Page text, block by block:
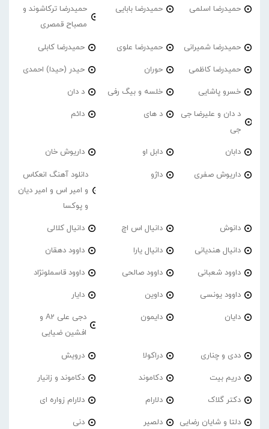
حمیدرضا اسلمی حمیدرضا بابایی
حمیدرضا ترکاشوند و
مصباح قمصری
حمیدرضا شمیرانی حمیدرضا علوی حمیدرضا کابلی
حمیدرضا کاظمی حوران حیدر (حیدا) احمدی
خسرو پاشایی خلسه و بیگ رفی د دان
د دان و علیرضا جی
جی
د های دائم
دابان دابل او داریوش خان
داریوش صفری داژو
دانلود آهنگ انعکاس
و امیر اس و امیر دیان
و پوکسا
دانوش دانیال اس اچ دانیال کلالی
دانیال هندیانی دانیال یارا داوود دهقان
داوود شعبانی داوود صالحی داوود قاسملونژاد
داوود یونسی داوین دایار
دایان دایمون
دجی علی A2 و
افشین ضیایی
ددی و چناری دراکولا درویش
دریم بیت دکاموند دکاموند و زانیار
دکتر گلاک دلارام دلارام زواره ای
دلتا و شایان رضایی دلصیر دنی